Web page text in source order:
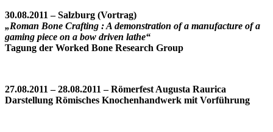
30.08.2011 – Salzburg (Vortrag)
„Roman Bone Crafting : A demonstration of a manufacture of a
gaming piece on a bow driven lathe“
Tagung der Worked Bone Research Group
27.08.2011 – 28.08.2011 – Römerfest Augusta Raurica
Darstellung Römisches Knochenhandwerk mit Vorführung